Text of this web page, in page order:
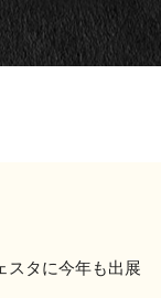
スタに今年も出展